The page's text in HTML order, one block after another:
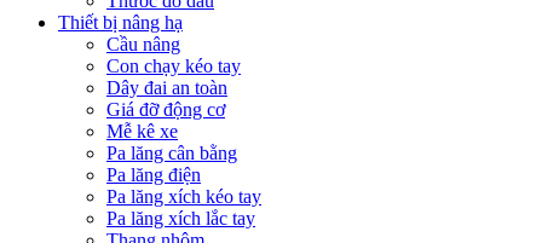
Thiết bị nâng hạ
Cầu nâng
Con chạy kéo tay
Dây đai an toàn
Giá đỡ động cơ
Mễ kê xe
Pa lăng cân bằng
Pa lăng điện
Pa lăng xích kéo tay
Pa lăng xích lắc tay